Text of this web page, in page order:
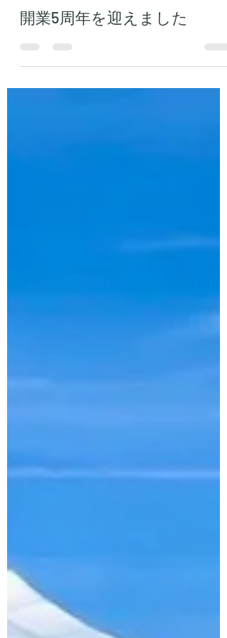
6月13日
読了時間: 2分
開業5周年を迎えました